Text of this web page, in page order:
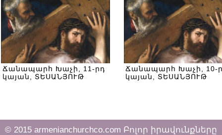
Ճանապարհ Խաչի, 11-րդ
կայան, ՏԵՍԱՆՅՈՒԹ
Ճանապարհ Խաչի, 10-
կայան, ՏԵՍԱՆՅՈՒԹ
© 2015 armenianchurchco.com Բոլոր իրավունքները